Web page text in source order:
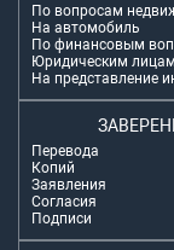
По вопросам
На автомобиль
По финансовым
Юридическим лицам
На представление
Перевода
Копий
Заявления
Согласия
Подписи